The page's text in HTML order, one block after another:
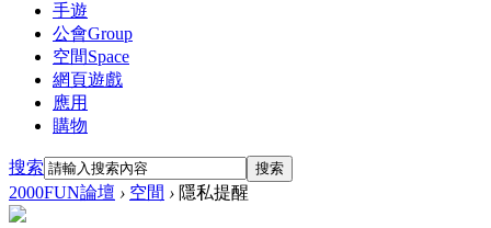
手遊
公會Group
空間Space
網頁遊戲
應用
購物
搜索 搜索
2000FUN論壇 › 空間 › 隱私提醒